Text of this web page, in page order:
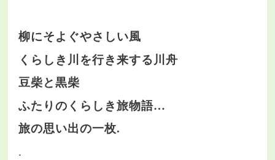
柳にそよぐやさしい風
くらしき川を行き来する川舟
豆柴と黒柴
ふたりのくらしき旅物語…
旅の思い出の一枚.
.